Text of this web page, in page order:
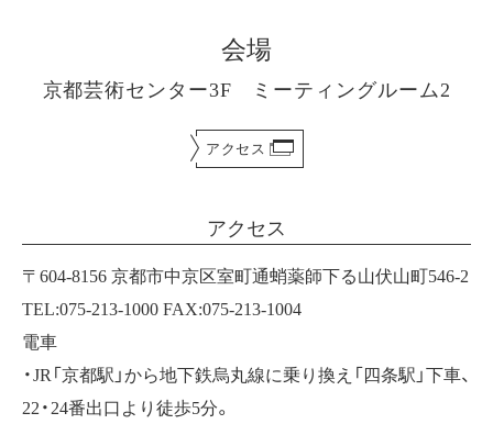
会場
京都芸術センター3F ミーティングルーム2
アクセス
アクセス
〒604-8156 京都市中京区室町通蛸薬師下る山伏山町546-2
TEL:075-213-1000 FAX:075-213-1004
電車
・JR「京都駅」から地下鉄烏丸線に乗り換え「四条駅」下車、
22・24番出口より徒歩5分。